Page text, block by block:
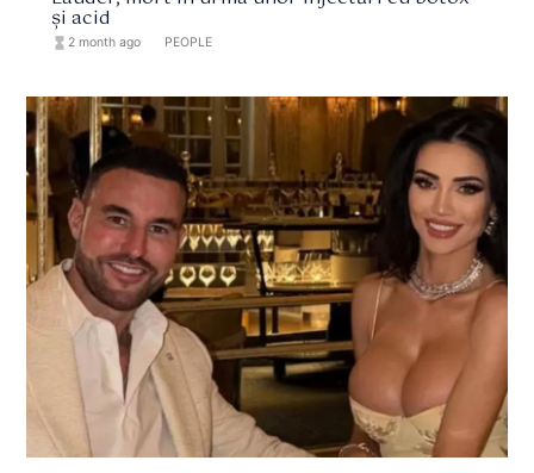
și acid
hourglass_full 2 month ago PEOPLE